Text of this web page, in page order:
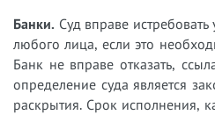
Банки. Суд вправе
любого лица, если это
Банк не вправе отказать,
определение суда является
раскрытия. Срок исполнения,